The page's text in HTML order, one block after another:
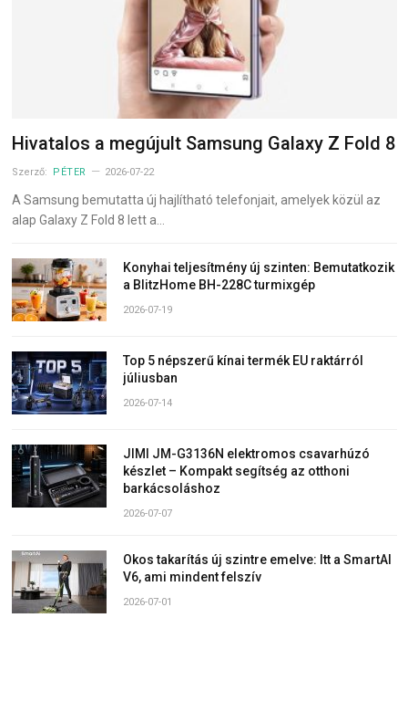
Hivatalos a megújult Samsung Galaxy Z Fold 8
Szerző: PÉTER 2026-07-22
A Samsung bemutatta új hajlítható telefonjait, amelyek közül az
alap Galaxy Z Fold 8 lett a…
Konyhai teljesítmény új szinten: Bemutatkozik
a BlitzHome BH-228C turmixgép
2026-07-19
Top 5 népszerű kínai termék EU raktárról
júliusban
2026-07-14
JIMI JM-G3136N elektromos csavarhúzó
készlet – Kompakt segítség az otthoni
barkácsoláshoz
2026-07-07
Okos takarítás új szintre emelve: Itt a SmartAI
V6, ami mindent felszív
2026-07-01